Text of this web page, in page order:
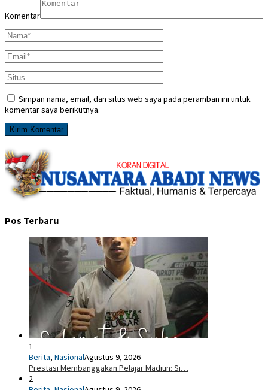
Komentar
Simpan nama, email, dan situs web saya pada peramban ini untuk
komentar saya berikutnya.
Pos Terbaru
1
Berita, NasionalAgustus 9, 2026
Prestasi Membanggakan Pelajar Madiun: Si…
2